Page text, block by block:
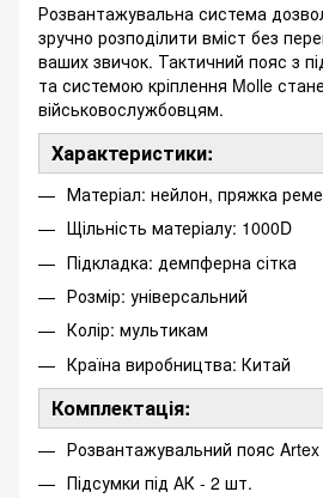
Розвантажувальна система
зручно розподілити вміст без
ваших звичок. Тактичний пояс з
та системою кріплення Molle
військовослужбовцям.
Характеристики:
Матеріал: нейлон, пряжка
Щільність матеріалу: 1000D
Підкладка: демпферна сітка
Розмір: універсальний
Колір: мультикам
Країна виробництва: Китай
Комплектація:
Розвантажувальний пояс
Підсумки під АК - 2 шт.